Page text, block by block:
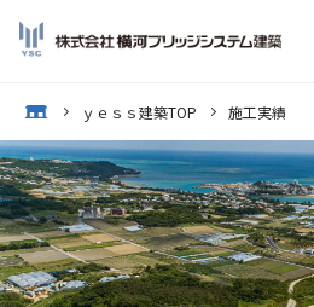
ｙｅｓｓ建築TOP 施工実績